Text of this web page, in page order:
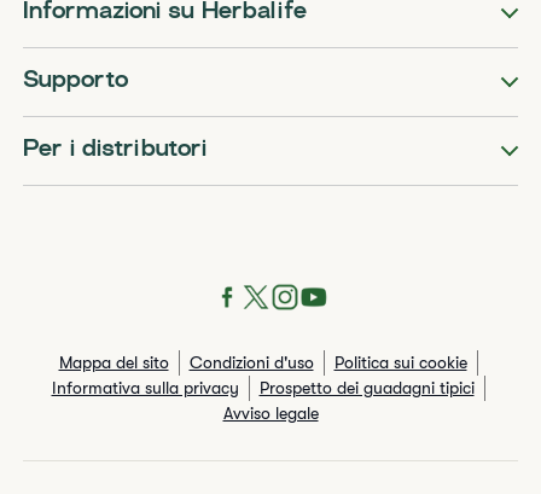
Informazioni su Herbalife
Supporto
Per i distributori
Mappa del sito Condizioni d'uso
Politica sui cookie
Informativa sulla privacy
Prospetto dei guadagni tipici
Avviso legale